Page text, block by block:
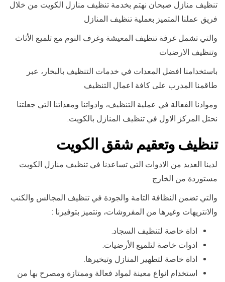
تنظيف منازل صبحان نهتم بخدمة تنظيف منازل الكويت من خلال
فريق عملنا المتميز بعملية تنظيف المنازل
والتي تشمل غرفة تنظيف المعيشة وغرف النوم مع تلميع الأثاث
وتنظيف الارضيات
باستخدامنا افضل المعدات في خدمات التنظيف بالبخار، عبر
طاقمنا المدرب على كافة اعمال التنظيف
وموادنا الفعالة في عملية التنظيف، وادواتنا ومعداتنا التي جعلتنا
نحتل المركز الاول في تنظيف المنازل بالكويت.
تنظيف وتعقيم شقق الكويت
لدينا العديد من الادوات التي تساعدنا في تنظيف منازل الكويت
مستوردة من الخارج
والتي تضمن النظافة التامة والجودة في تنظيف المجالس والكنب
والانتريهات وغيرها من المفروشات، ونتميز بتوفيرنا :
اداة خاصة لتنظيف السجاد.
ادوات خاصة لتلميع الأرضيات.
اداة خاصة لتطهير المنازل وتبخيرها.
استخدام انواع معينة لمواد فعالة وممتازة ومصرح بها من